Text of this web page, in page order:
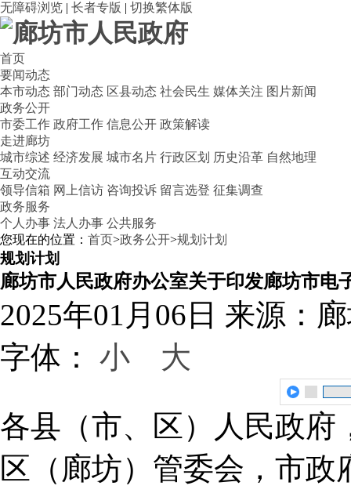
无障碍浏览 | 长者专版 | 切换繁体版
首页
要闻动态
本市动态 部门动态 区县动态 社会民生 媒体关注 图片新闻
政务公开
市委工作 政府工作 信息公开 政策解读
走进廊坊
城市综述 经济发展 城市名片 行政区划 历史沿革 自然地理
互动交流
领导信箱 网上信访 咨询投诉 留言选登 征集调查
政务服务
个人办事 法人办事 公共服务
您现在的位置： 首页>政务公开>规划计划
规划计划
廊坊市人民政府办公室关于印发廊坊市电
2025年01月06日 来源：
字体： 小 大
各县（市、区）人民政府
区（廊坊）管委会，市政